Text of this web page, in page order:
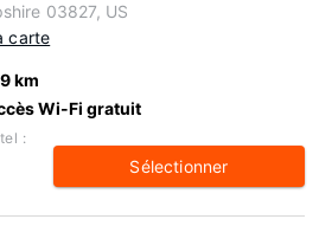
03827, US
carte
km
Wi-Fi gratuit
:
Sélectionner